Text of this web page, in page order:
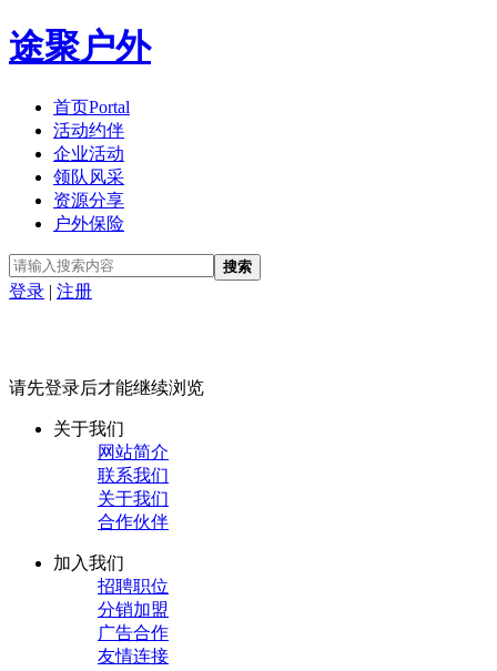
途聚户外
首页Portal
活动约伴
企业活动
领队风采
资源分享
户外保险
搜索
登录 | 注册
请先登录后才能继续浏览
关于我们
网站简介
联系我们
关于我们
合作伙伴
加入我们
招聘职位
分销加盟
广告合作
友情连接